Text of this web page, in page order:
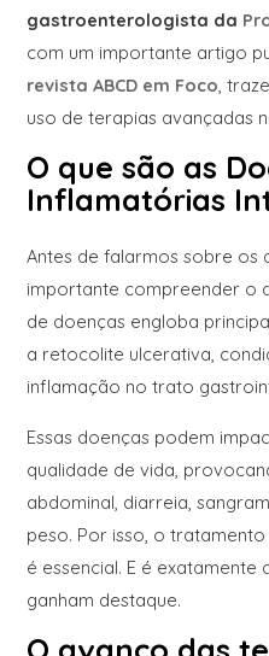
gastroenterologista da
com um importante artigo
revista ABCD em Foco,
uso de terapias avançadas
O que são as
Inflamatórias
Antes de falarmos sobre os
importante compreender o
de doenças engloba
a retocolite ulcerativa,
inflamação no trato
Essas doenças podem
qualidade de vida,
abdominal, diarreia,
peso. Por isso, o
é essencial. E é
ganham destaque.